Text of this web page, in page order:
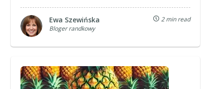
Ewa Szewińska
Bloger randkowy
2 min read